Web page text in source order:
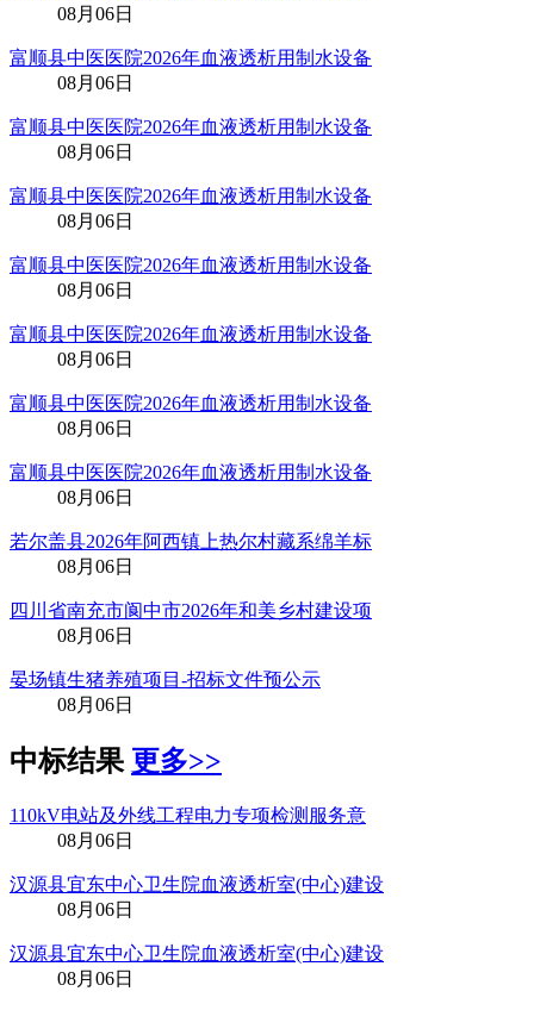
08月06日
富顺县中医医院2026年血液透析用制水设备
08月06日
富顺县中医医院2026年血液透析用制水设备
08月06日
富顺县中医医院2026年血液透析用制水设备
08月06日
富顺县中医医院2026年血液透析用制水设备
08月06日
富顺县中医医院2026年血液透析用制水设备
08月06日
富顺县中医医院2026年血液透析用制水设备
08月06日
富顺县中医医院2026年血液透析用制水设备
08月06日
若尔盖县2026年阿西镇上热尔村藏系绵羊标
08月06日
四川省南充市阆中市2026年和美乡村建设项
08月06日
晏场镇生猪养殖项目-招标文件预公示
08月06日
中标结果 更多>>
110kV电站及外线工程电力专项检测服务意
08月06日
汉源县宜东中心卫生院血液透析室(中心)建设
08月06日
汉源县宜东中心卫生院血液透析室(中心)建设
08月06日